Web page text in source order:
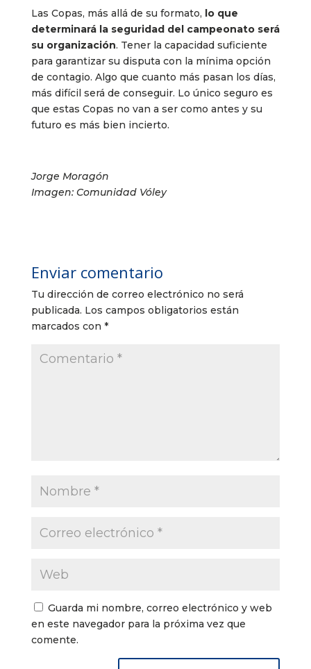
Las Copas, más allá de su formato, lo que
determinará la seguridad del campeonato será
su organización. Tener la capacidad suficiente
para garantizar su disputa con la mínima opción
de contagio. Algo que cuanto más pasan los días,
más difícil será de conseguir. Lo único seguro es
que estas Copas no van a ser como antes y su
futuro es más bien incierto.
Jorge Moragón
Imagen: Comunidad Vóley
Enviar comentario
Tu dirección de correo electrónico no será
publicada. Los campos obligatorios están
marcados con *
Guarda mi nombre, correo electrónico y web
en este navegador para la próxima vez que
comente.